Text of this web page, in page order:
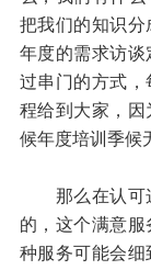
把我们的知识
年度的需求访
过串门的方式
程给到大家，
候年度培训季候
那么在认可这
的，这个满意
种服务可能会